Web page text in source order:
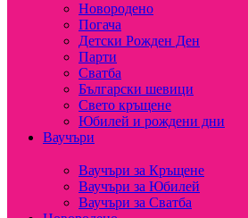
Новородено
Погача
Детски Рожден Ден
Парти
Сватба
Български шевици
Свето кръщене
Юбилей и рождени дни
Ваучъри
Ваучъри за Кръщене
Ваучъри за Юбилей
Ваучъри за Сватба